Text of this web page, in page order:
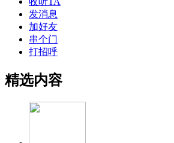
发消息
加好友
串个门
打招呼
精选内容